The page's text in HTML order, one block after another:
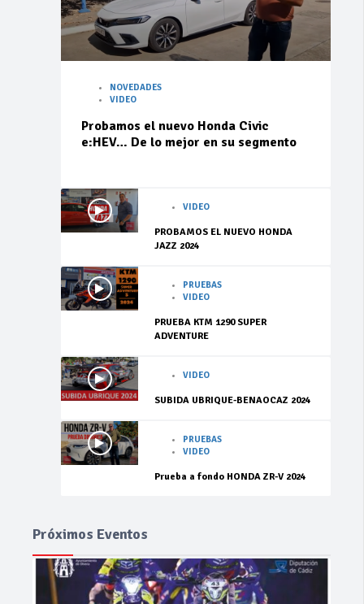
NOVEDADES
VIDEO
Probamos el nuevo Honda Civic
e:HEV… De lo mejor en su segmento
VIDEO
PROBAMOS EL NUEVO HONDA
JAZZ 2024
PRUEBAS
VIDEO
PRUEBA KTM 1290 SUPER
ADVENTURE
VIDEO
SUBIDA UBRIQUE-BENAOCAZ 2024
PRUEBAS
VIDEO
Prueba a fondo HONDA ZR-V 2024
Próximos Eventos